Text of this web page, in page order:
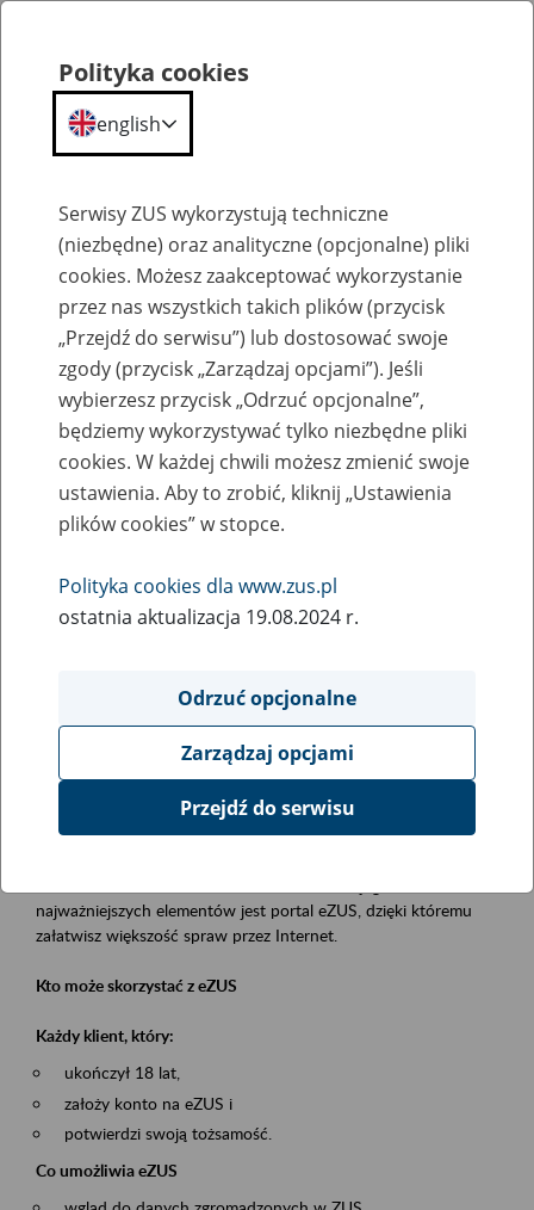
Szkolenia
Zaproś ZUS do siebie - zakładanie profili
eZUS w siedzibie Twojej firmy
Rodzaj wydarzenia
Szkolenia
obsługa klientów
Event description
Platforma Usług Elektronicznych eZUS
najważniejszych elementów jest portal eZUS, dzięki któremu
załatwisz większość spraw przez Internet.
Kto może skorzystać z eZUS
Każdy klient, który:
ukończył 18 lat,
założy konto na eZUS i
potwierdzi swoją tożsamość.
Co umożliwia eZUS
Polityka cookies
english
Serwisy ZUS wykorzystują techniczne
(niezbędne) oraz analityczne (opcjonalne) pliki
cookies. Możesz zaakceptować wykorzystanie
przez nas wszystkich takich plików (przycisk
„Przejdź do serwisu”) lub dostosować swoje
zgody (przycisk „Zarządzaj opcjami”). Jeśli
wybierzesz przycisk „Odrzuć opcjonalne”,
będziemy wykorzystywać tylko niezbędne pliki
cookies. W każdej chwili możesz zmienić swoje
ustawienia. Aby to zrobić, kliknij „Ustawienia
plików cookies” w stopce.
Polityka cookies dla www.zus.pl
ostatnia aktualizacja 19.08.2024 r.
Odrzuć opcjonalne
Zarządzaj opcjami
Przejdź do serwisu